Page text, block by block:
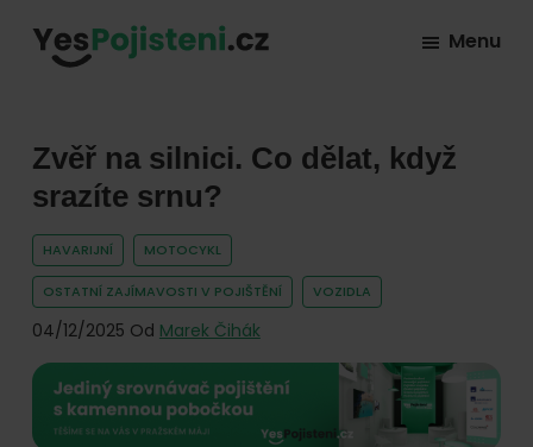
všech
druhů
od
hlavních
pojišťoven
na
trhu.
Vyberte
Menu
Zvěř na silnici. Co dělat, když
srazíte srnu?
HAVARIJNÍ MOTOCYKL
OSTATNÍ ZAJÍMAVOSTI V POJIŠTĚNÍ VOZIDLA
04/12/2025 Od Marek Čihák